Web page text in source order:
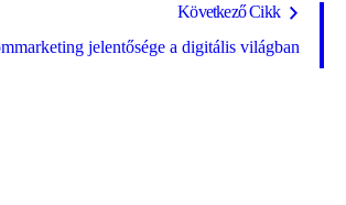
Következő Cikk
jelentősége a digitális világban